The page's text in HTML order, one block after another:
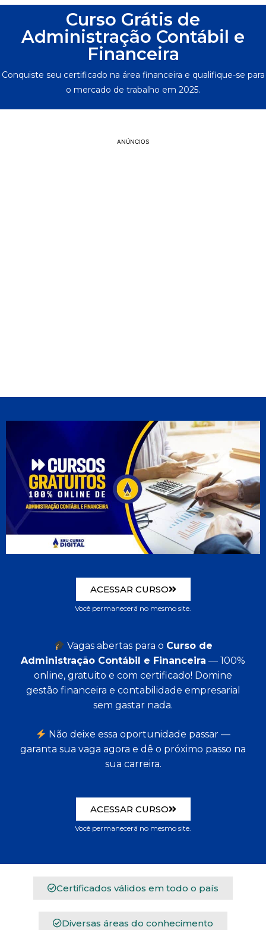
Curso Grátis de
Administração Contábil e
Financeira
Conquiste seu certificado na área financeira e qualifique-se para
o mercado de trabalho em 2025.
ANÚNCIOS
ACESSAR CURSO
Você permanecerá no mesmo site.
Vagas abertas para o Curso de
Administração Contábil e Financeira — 100%
online, gratuito e com certificado! Domine
gestão financeira e contabilidade empresarial
sem gastar nada.
Não deixe essa oportunidade passar —
garanta sua vaga agora e dê o próximo passo na
sua carreira.
ACESSAR CURSO
Você permanecerá no mesmo site.
Certificados válidos em todo o país
Diversas áreas do conhecimento